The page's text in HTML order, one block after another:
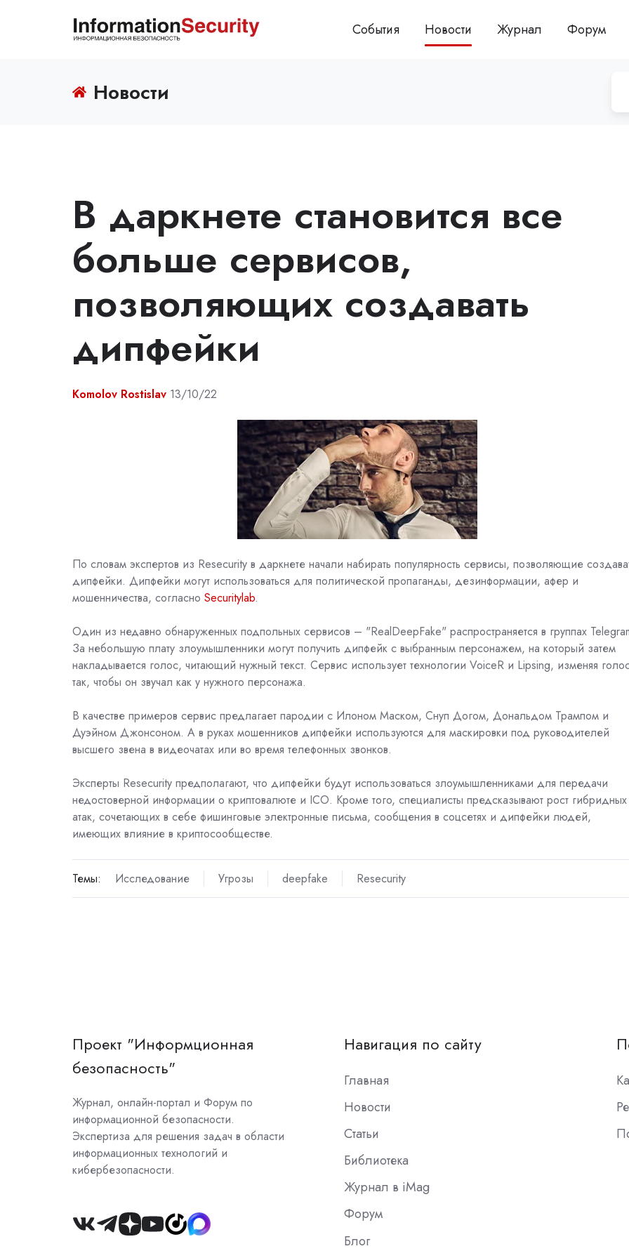
События Новости Журнал Форум
Новости
В даркнете становится все
больше сервисов,
позволяющих создавать
дипфейки
Komolov Rostislav 13/10/22
По словам экспертов из Resecurity в даркнете начали набирать популярность сервисы, позволяющие
дипфейки. Дипфейки могут использоваться для политической пропаганды, дезинформации, афер и
мошенничества, согласно Securitylab.
Один из недавно обнаруженных подпольных сервисов – "RealDeepFake" распространяется в группах
За небольшую плату злоумышленники могут получить дипфейк с выбранным персонажем, на который затем
накладывается голос, читающий нужный текст. Сервис использует технологии VoiceR и Lipsing, изменяя
так, чтобы он звучал как у нужного персонажа.
В качестве примеров сервис предлагает пародии с Илоном Маском, Снуп Догом, Дональдом Трампом и
Дуэйном Джонсоном. А в руках мошенников дипфейки используются для маскировки под руководителей
высшего звена в видеочатах или во время телефонных звонков.
Эксперты Resecurity предполагают, что дипфейки будут использоваться злоумышленниками для передачи
недостоверной информации о криптовалюте и ICO. Кроме того, специалисты предсказывают рост гибридных
атак, сочетающих в себе фишинговые электронные письма, сообщения в соцсетях и дипфейки людей,
имеющих влияние в криптосообществе.
Темы: Исследование Угрозы deepfake Resecurity
Проект "Информционная
безопасность"
Журнал, онлайн-портал и Форум по
информационной безопасности.
Экспертиза для решения задач в области
информационных технологий и
кибербезопасности.
Join
Навигация по сайту
Главная
Новости
Статьи
Библиотека
Журнал в iMag
Форум
Блог